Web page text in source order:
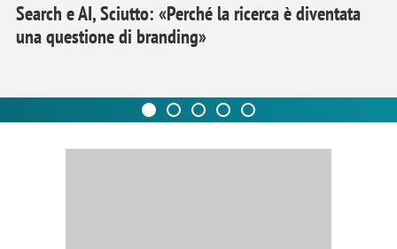
Search e AI, Sciutto: «Perché la ricerca è diventata
una questione di branding»